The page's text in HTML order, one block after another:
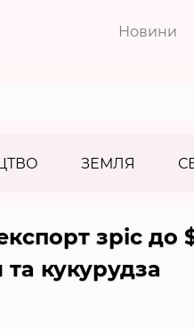
Новини
ЗЕМЛЯ
зріс до
кукурудза